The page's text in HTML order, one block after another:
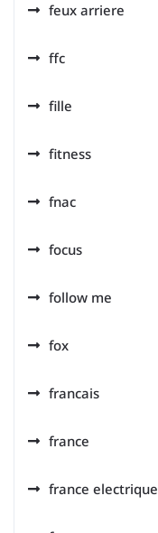
feux arriere
ffc
fille
fitness
fnac
focus
follow me
fox
francais
france
france electrique